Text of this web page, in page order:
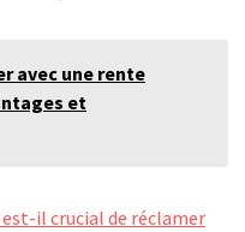
avec une rente
et
il crucial de réclamer